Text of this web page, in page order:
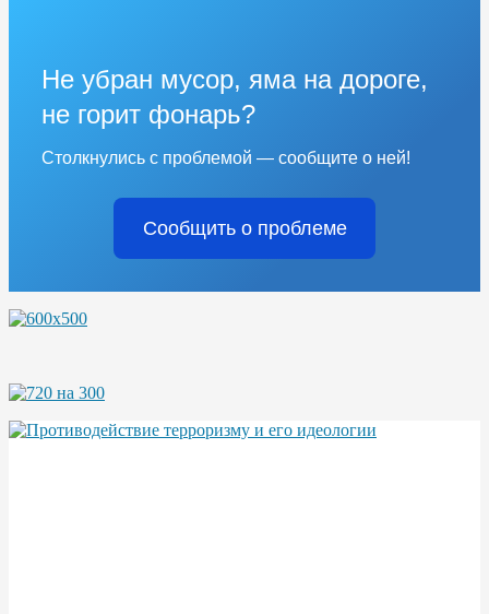
Не убран мусор, яма на дороге,
не горит фонарь?
Столкнулись с проблемой — сообщите о ней!
Сообщить о проблеме